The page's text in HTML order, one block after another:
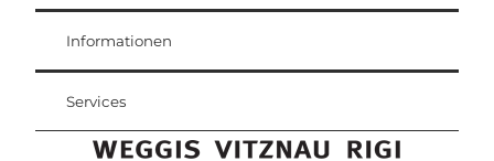
Gästekarte
Weggis Vitznau Rigi
Informationen
Services